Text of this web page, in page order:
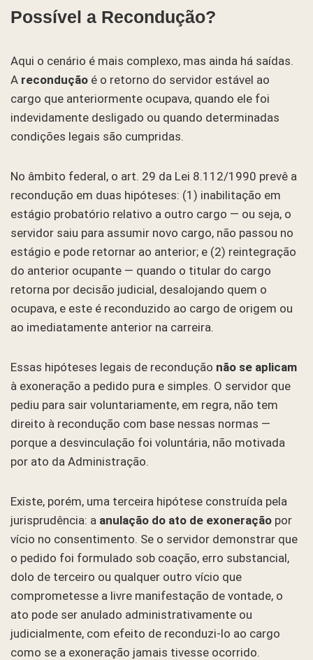
Possível a Recondução?
Aqui o cenário é mais complexo, mas ainda há saídas.
A recondução é o retorno do servidor estável ao
cargo que anteriormente ocupava, quando ele foi
indevidamente desligado ou quando determinadas
condições legais são cumpridas.
No âmbito federal, o art. 29 da Lei 8.112/1990 prevê a
recondução em duas hipóteses: (1) inabilitação em
estágio probatório relativo a outro cargo — ou seja, o
servidor saiu para assumir novo cargo, não passou no
estágio e pode retornar ao anterior; e (2) reintegração
do anterior ocupante — quando o titular do cargo
retorna por decisão judicial, desalojando quem o
ocupava, e este é reconduzido ao cargo de origem ou
ao imediatamente anterior na carreira.
Essas hipóteses legais de recondução não se aplicam
à exoneração a pedido pura e simples. O servidor que
pediu para sair voluntariamente, em regra, não tem
direito à recondução com base nessas normas —
porque a desvinculação foi voluntária, não motivada
por ato da Administração.
Existe, porém, uma terceira hipótese construída pela
jurisprudência: a anulação do ato de exoneração por
vício no consentimento. Se o servidor demonstrar que
o pedido foi formulado sob coação, erro substancial,
dolo de terceiro ou qualquer outro vício que
comprometesse a livre manifestação de vontade, o
ato pode ser anulado administrativamente ou
judicialmente, com efeito de reconduzi-lo ao cargo
como se a exoneração jamais tivesse ocorrido.